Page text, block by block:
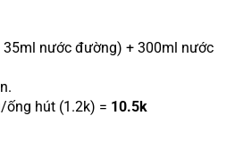
35ml nước đường) + 300ml nước
hút (1.2k) = 10.5k